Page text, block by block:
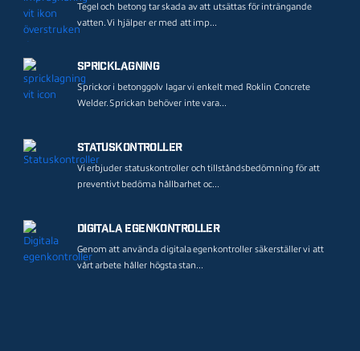
Tegel och betong tar skada av att utsättas för inträngande
vatten. Vi hjälper er med att imp...
Spricklagning
Sprickor i betonggolv lagar vi enkelt med Roklin Concrete
Welder. Sprickan behöver inte vara...
Statuskontroller
Vi erbjuder statuskontroller och tillståndsbedömning för att
preventivt bedöma hållbarhet oc...
Digitala egenkontroller
Genom att använda digitala egenkontroller säkerställer vi att
vårt arbete håller högsta stan...